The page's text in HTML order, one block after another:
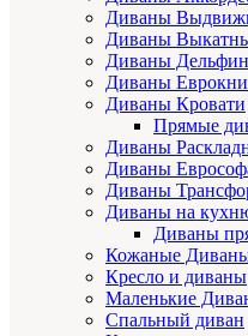
Диваны
Диваны
Диваны Дельфин
Диваны
Диваны Кровати
Прямые
Диваны
Диваны
Диваны
Диваны на
Диваны
Кожаные
Кресло и диваны
Маленькие
Спальный диван